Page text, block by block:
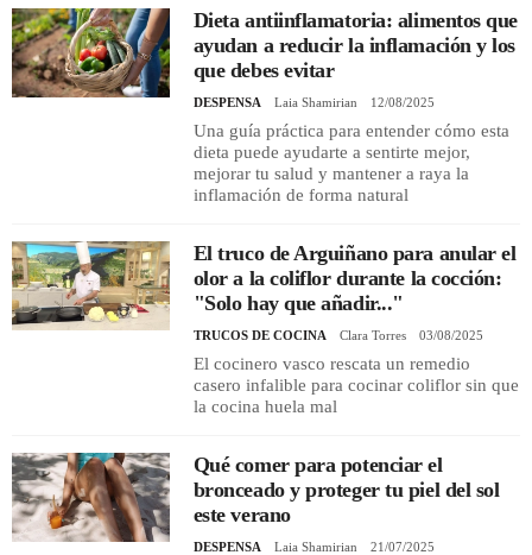
Dieta antiinflamatoria: alimentos que
ayudan a reducir la inflamación y los
que debes evitar
DESPENSA Laia Shamirian 12/08/2025
Una guía práctica para entender cómo esta
dieta puede ayudarte a sentirte mejor,
mejorar tu salud y mantener a raya la
inflamación de forma natural
El truco de Arguiñano para anular el
olor a la coliflor durante la cocción:
"Solo hay que añadir..."
TRUCOS DE COCINA Clara Torres 03/08/2025
El cocinero vasco rescata un remedio
casero infalible para cocinar coliflor sin que
la cocina huela mal
Qué comer para potenciar el
bronceado y proteger tu piel del sol
este verano
DESPENSA Laia Shamirian 21/07/2025